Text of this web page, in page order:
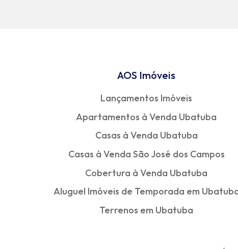
AOS Imóveis
Lançamentos Imóveis
Apartamentos à Venda Ubatuba
Casas à Venda Ubatuba
Casas à Venda São José dos Campos
Cobertura à Venda Ubatuba
Aluguel Imóveis de Temporada em
Terrenos em Ubatuba